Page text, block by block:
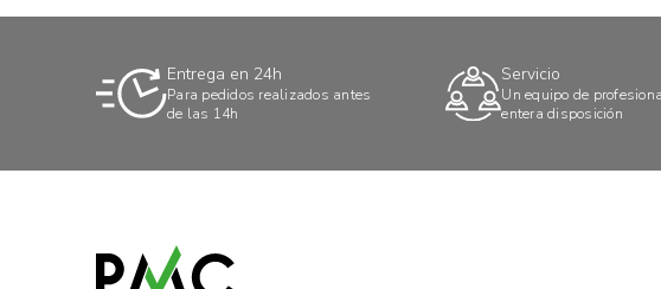
Entrega en 24h
Para pedidos realizados antes
de las 14h
Servicio
Un equipo de
entera disposición